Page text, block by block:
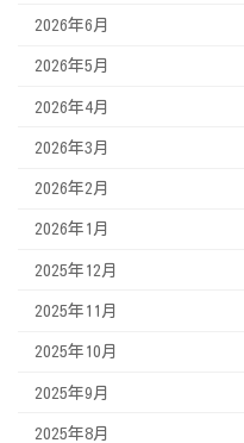
2026年6月
2026年5月
2026年4月
2026年3月
2026年2月
2026年1月
2025年12月
2025年11月
2025年10月
2025年9月
2025年8月